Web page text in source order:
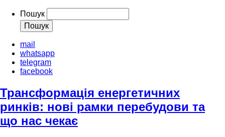
Пошук
mail
whatsapp
telegram
facebook
Трансформація енергетичних
ринків: нові рамки перебудови та
що нас чекає